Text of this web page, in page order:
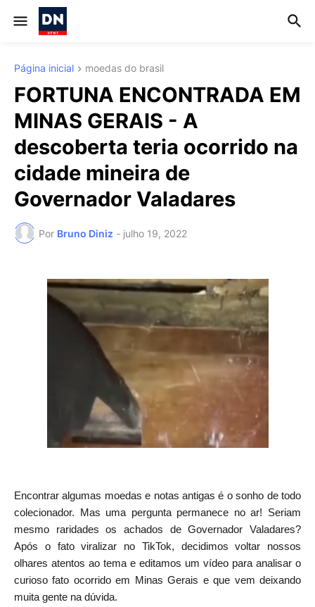
Página inicial moedas do brasil
FORTUNA ENCONTRADA EM
MINAS GERAIS - A
descoberta teria ocorrido na
cidade mineira de
Governador Valadares
Por Bruno Diniz - julho 19, 2022
Encontrar algumas moedas e notas antigas é o sonho de todo
colecionador. Mas uma pergunta permanece no ar! Seriam
mesmo raridades os achados de Governador Valadares?
Após o fato viralizar no TikTok, decidimos voltar nossos
olhares atentos ao tema e editamos um vídeo para analisar o
curioso fato ocorrido em Minas Gerais e que vem deixando
muita gente na dúvida.